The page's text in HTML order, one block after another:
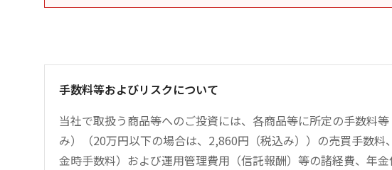
手数料等およびリスクについて
当社で取扱う商品等へのご投資には、各商品等に所定の手数料
み）（20万円以下の場合は、2,860円（税込み））の売買手数
金時手数料）および運用管理費用（信託報酬）等の諸経費、年